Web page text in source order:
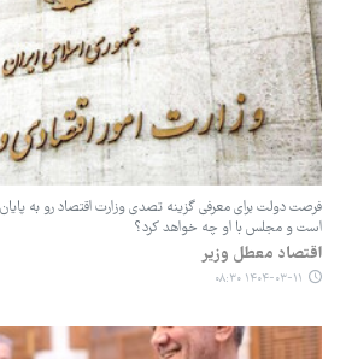
فرصت دولت برای معرفی گزینه تصدی وزارت اقتصاد رو به
است و مجلس با او چه خواهد کرد؟
اقتصاد معطل وزیر
۱۴۰۴-۰۳-۱۱ ۰۸:۳۰